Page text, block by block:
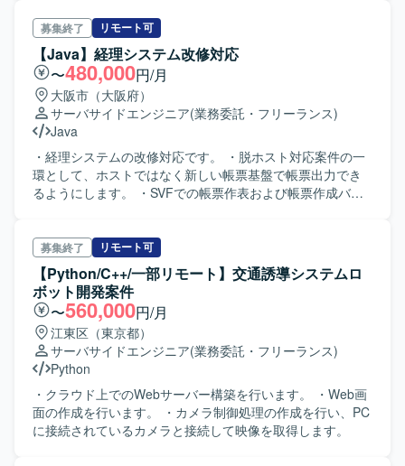
様調整を行います。 ・インフラ設計／構築は可能な範囲で
対応します。
募集終了 リモート可
【Java】経理システム改修対応
〜480,000円/月
大阪市（大阪府）
サーバサイドエンジニア(業務委託・フリーランス)
Java
・経理システムの改修対応です。 ・脱ホスト対応案件の一
環として、ホストではなく新しい帳票基盤で帳票出力でき
るようにします。 ・SVFでの帳票作表および帳票作成バッ
募集終了 リモート可
【Python/C++/一部リモート】交通誘導システムロ
ボット開発案件
〜560,000円/月
江東区（東京都）
サーバサイドエンジニア(業務委託・フリーランス)
Python
・クラウド上でのWebサーバー構築を行います。 ・Web画
面の作成を行います。 ・カメラ制御処理の作成を行い、PC
に接続されているカメラと接続して映像を取得します。